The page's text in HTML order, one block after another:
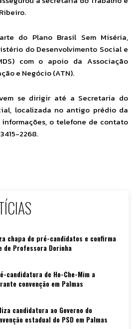
do Plano Brasil Sem Miséria,
do Desenvolvimento Social e
com o apoio da Associação
e Negócio (ATN).
se dirigir até a Secretaria do
localizada no antigo prédio da
informações, o telefone de contato
2268.
chapa de pré-candidatos e confirma
de Professora Dorinha
candidatura de Ho-Che-Mim a
convenção em Palmas
candidatura ao Governo do
estadual do PSD em Palmas